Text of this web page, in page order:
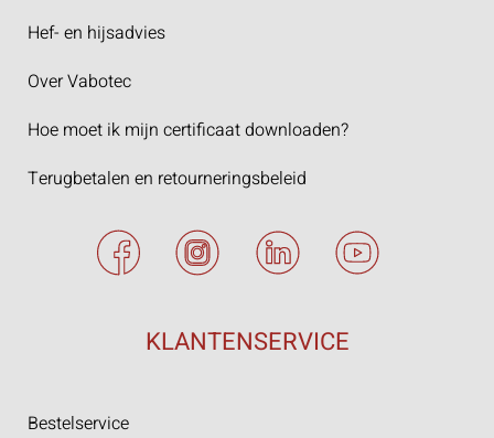
Hef- en hijsadvies
Over Vabotec
Hoe moet ik mijn certificaat downloaden?
Terugbetalen en retourneringsbeleid
KLANTENSERVICE
Bestelservice